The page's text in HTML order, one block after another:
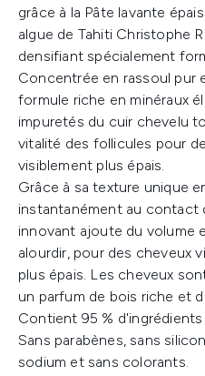
grâce à la Pâte lavante
algue de Tahiti Christophe
densifiant spécialement
Concentrée en rassoul pur
formule riche en minéraux
impuretés du cuir chevelu
vitalité des follicules pour
visiblement plus épais.
Grâce à sa texture unique
instantanément au contact
innovant ajoute du volume
alourdir, pour des cheveux
plus épais. Les cheveux
un parfum de bois riche et
Contient 95 %
Sans parabènes, sans
sodium et sans colorants.